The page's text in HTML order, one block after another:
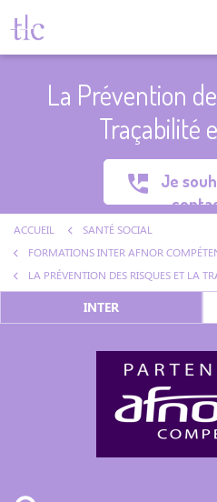
La Prévention
Traçabilité
Je
ACCUEIL
SANTÉ SOCIAL
FORMATIONS INTER AFNOR
LA PRÉVENTION DES RISQUES ET LA
INTER